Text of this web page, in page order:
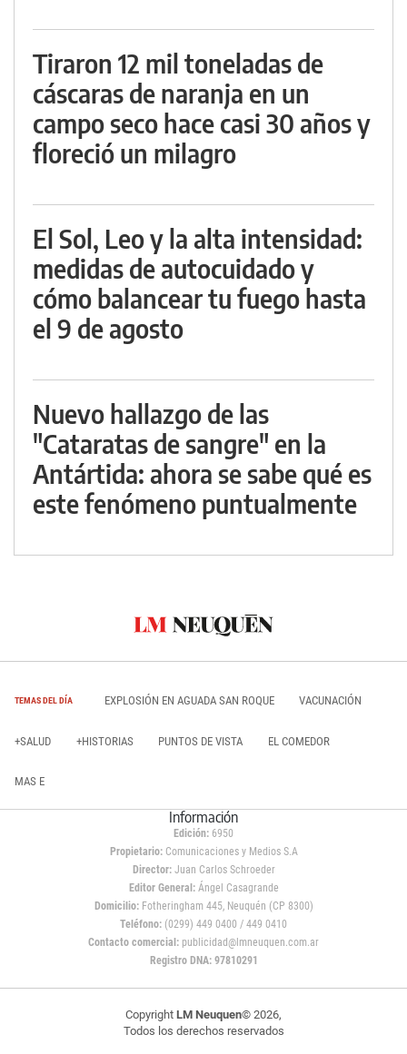
Tiraron 12 mil toneladas de
cáscaras de naranja en un
campo seco hace casi 30 años y
floreció un milagro
El Sol, Leo y la alta intensidad:
medidas de autocuidado y
cómo balancear tu fuego hasta
el 9 de agosto
Nuevo hallazgo de las
"Cataratas de sangre" en la
Antártida: ahora se sabe qué es
este fenómeno puntualmente
TEMAS DEL DÍA EXPLOSIÓN EN AGUADA SAN ROQUE VACUNACIÓN
+SALUD +HISTORIAS PUNTOS DE VISTA EL COMEDOR
MAS E
Información
Edición: 6950
Propietario:Comunicaciones y Medios S.A
Director: Juan Carlos Schroeder
Editor General:Ángel Casagrande
Domicilio:Fotheringham 445, Neuquén (CP 8300)
Teléfono: (0299) 449 0400 / 449 0410
Contacto comercial: publicidad@lmneuquen.com.ar
Registro DNA: 97810291
Copyright LM Neuquen© 2026,
Todos los derechos reservados